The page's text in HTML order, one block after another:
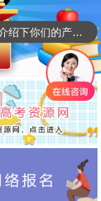
可以介绍下你们的产品么？